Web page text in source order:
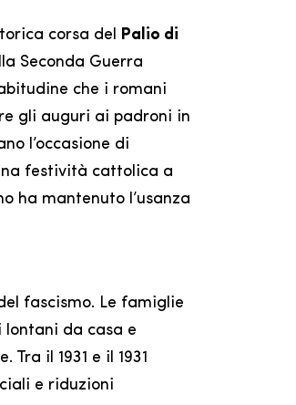
corsa del Palio di
Seconda Guerra
che i romani
gli auguri ai padroni in
l’occasione di
festività cattolica a
ha mantenuto l’usanza
fascismo. Le famiglie
da casa e
il 1931 e il 1931
e riduzioni